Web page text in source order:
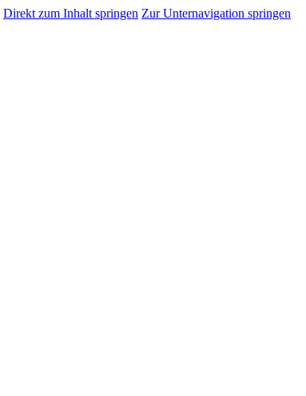
Direkt zum Inhalt springen Zur Unternavigation springen